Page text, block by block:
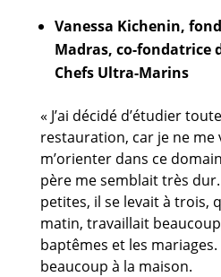
Vanessa Kichenin,
Madras, co-fondatrice
Chefs Ultra-Marins
« J’ai décidé d’étudier
restauration, car je ne me
m’orienter dans ce
père me semblait très
petites, il se levait à trois,
matin, travaillait
baptêmes et les mariages.
beaucoup à la maison.